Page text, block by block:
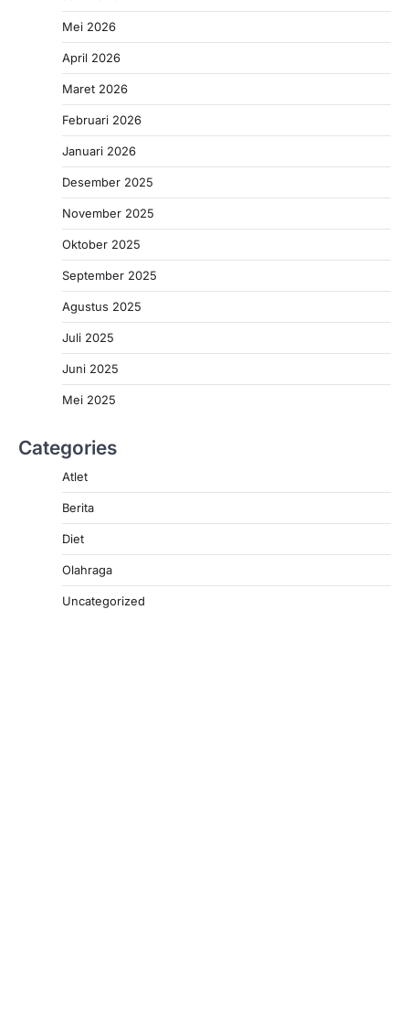
Mei 2026
April 2026
Maret 2026
Februari 2026
Januari 2026
Desember 2025
November 2025
Oktober 2025
September 2025
Agustus 2025
Juli 2025
Juni 2025
Mei 2025
Categories
Atlet
Berita
Diet
Olahraga
Uncategorized